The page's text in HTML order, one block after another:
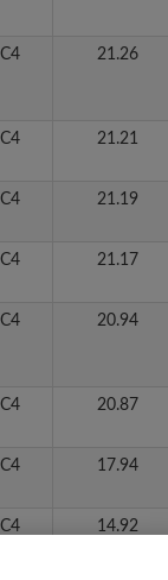
C4 21.26
C4 21.21
C4 21.19
C4 21.17
C4 20.94
C4 20.87
C4 17.94
C4 14.92